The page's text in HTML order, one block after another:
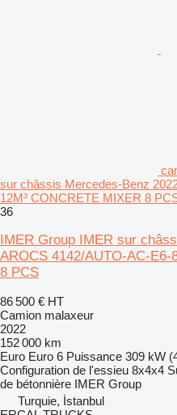
sur châssis Mercedes-Benz
12M³ CONCRETE MIXER 8
36
IMER Group IMER sur
AROCS 4142/AUTO-AC-E6-
8 PCS
86 500 € HT
Camion malaxeur
2022
152 000 km
Euro Euro 6 Puissance 309 kW
Configuration de l'essieu 8x4x4
de bétonnière IMER Group
Turquie, İstanbul